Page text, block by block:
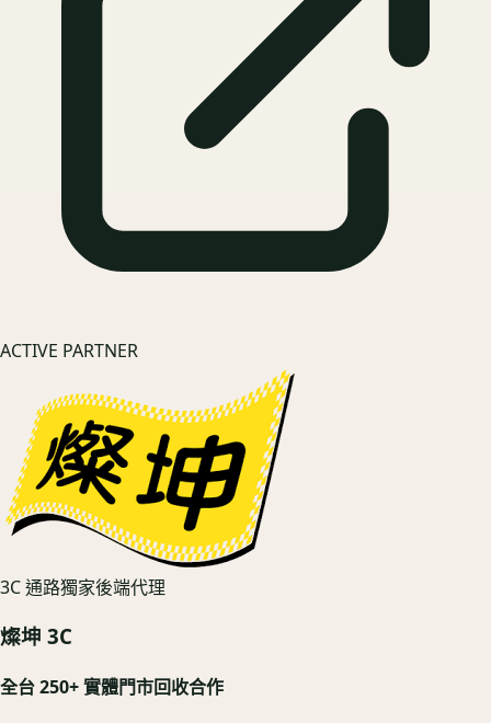
ACTIVE PARTNER
3C 通路獨家後端代理
燦坤 3C
全台 250+ 實體門市回收合作